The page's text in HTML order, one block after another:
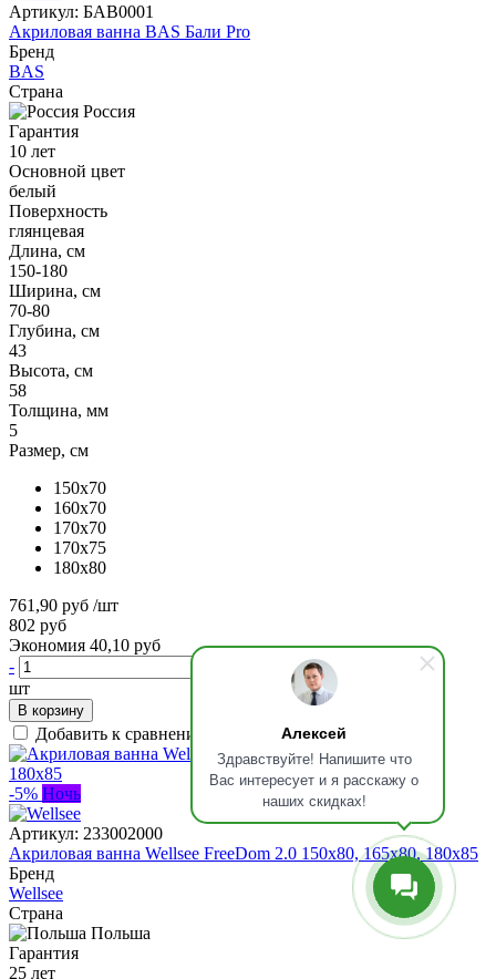
Алексей
Здравствуйте! Напишите что
Вас интересует и я расскажу о
наших скидках!
Артикул: БАВ0001
Акриловая ванна BAS Бали Pro
Бренд
BAS
Страна
Россия
Гарантия
10 лет
Основной цвет
белый
Поверхность
глянцевая
Длина, см
150-180
Ширина, см
70-80
Глубина, см
43
Высота, см
58
Толщина, мм
5
Размер, см
150x70
160x70
170x70
170x75
180x80
761,90 руб /шт
802 руб
Экономия 40,10 руб
-
шт
В корзину
Добавить к сравнению
-5% Ночь
Артикул: 233002000
Акриловая ванна Wellsee FreeDom 2.0 150x80, 165x80, 180x85
Бренд
Wellsee
Страна
Польша
Гарантия
25 лет